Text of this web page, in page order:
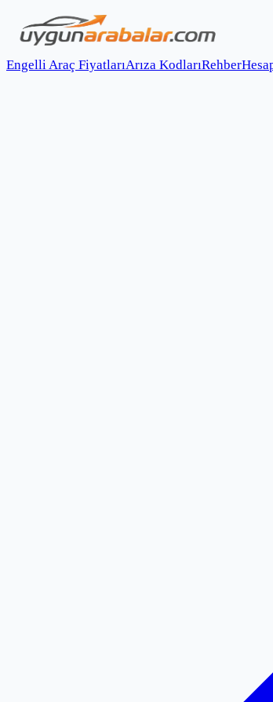
Engelli Araç FiyatlarıArıza KodlarıRehber